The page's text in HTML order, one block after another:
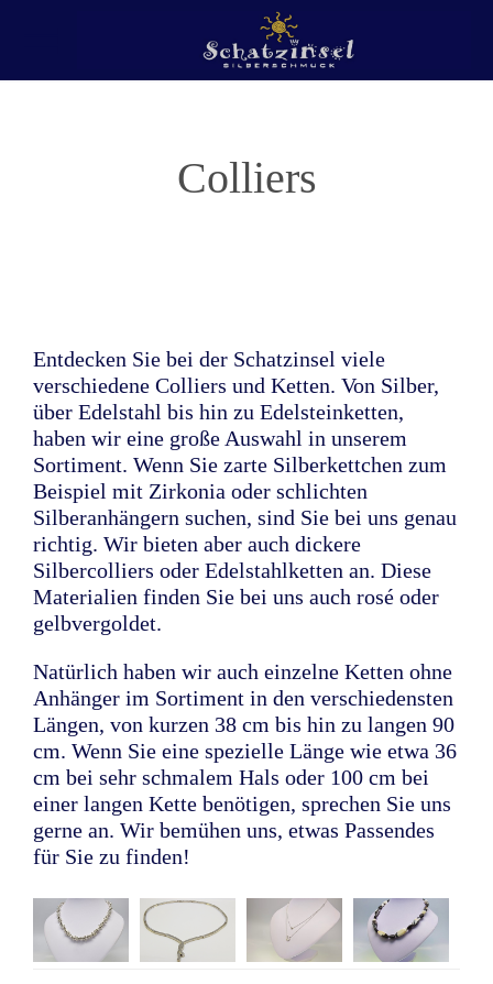
Colliers
Entdecken Sie bei der Schatzinsel viele
verschiedene Colliers und Ketten. Von Silber,
über Edelstahl bis hin zu Edelsteinketten,
haben wir eine große Auswahl in unserem
Sortiment. Wenn Sie zarte Silberkettchen zum
Beispiel mit Zirkonia oder schlichten
Silberanhängern suchen, sind Sie bei uns genau
richtig. Wir bieten aber auch dickere
Silbercolliers oder Edelstahlketten an. Diese
Materialien finden Sie bei uns auch rosé oder
gelbvergoldet.
Natürlich haben wir auch einzelne Ketten ohne
Anhänger im Sortiment in den verschiedensten
Längen, von kurzen 38 cm bis hin zu langen 90
cm. Wenn Sie eine spezielle Länge wie etwa 36
cm bei sehr schmalem Hals oder 100 cm bei
einer langen Kette benötigen, sprechen Sie uns
gerne an. Wir bemühen uns, etwas Passendes
für Sie zu finden!